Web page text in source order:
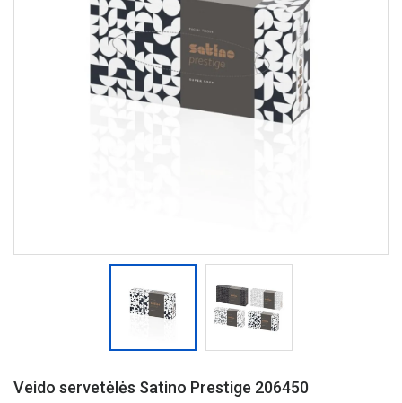
Veido servetėlės Satino Prestige 206450